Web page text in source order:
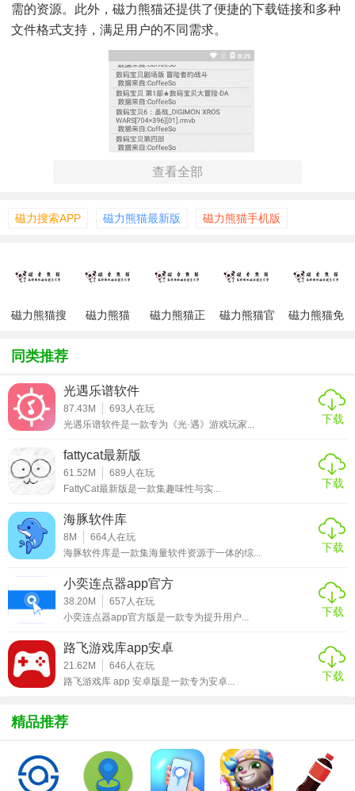
需的资源。此外，磁力熊猫还提供了便捷的下载链接和多种
文件格式支持，满足用户的不同需求。
1. 高效搜索：采用先进的搜索算法，能够快速响应用户的搜
索请求，提供丰富的搜索结果。
2. 广泛资源：索引了海量的磁力资源，包括电影、电视剧、
3. 智能排序：根据资源的热度、相关性等因素进行智能排
序，让用户更容易找到高质量的磁力链接。
4. 简洁界面：界面设计简洁明了，易于操作，方便用户快速
上手。
【磁力熊猫搜索引擎内容】
1. 搜索功能：支持用户输入关键词进行磁力链接搜索，提供
实时搜索结果。
2. 分类浏览：将搜索结果按照类型、热度等维度进行分类，
方便用户浏览和筛选。
种文件格式下载。
4. 收藏功能：用户可以将感兴趣的搜索结果添加到收藏夹
中，方便以后查看和下载。
查看全部
磁力搜索APP 磁力熊猫最新版 磁力熊猫手机版
磁力熊猫搜
磁力熊猫
磁力熊猫正
磁力熊猫官
磁力熊猫免
同类推荐
光遇乐谱软件
87.43M 693 人在玩
光遇乐谱软件是一款专为《光·遇》游戏玩家...
下载
fattycat最新版
61.52M 689 人在玩
FattyCat最新版是一款集趣味性与实...
下载
海豚软件库
8M 664 人在玩
海豚软件库是一款集海量软件资源于一体的综...
下载
小奕连点器app官方
38.20M 657 人在玩
小奕连点器app官方版是一款专为提升用户...
下载
路飞游戏库app安卓
21.62M 646 人在玩
路飞游戏库 app 安卓版是一款专为安卓...
下载
精品推荐